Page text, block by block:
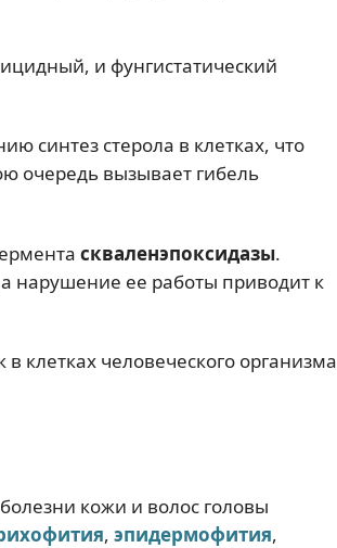
и фунгистатический
синтез стерола в клетках, что
очередь вызывает гибель
скваленэпоксидазы.
нарушение ее работы приводит к
клетках человеческого организма
кожи и волос головы
, эпидермофития,